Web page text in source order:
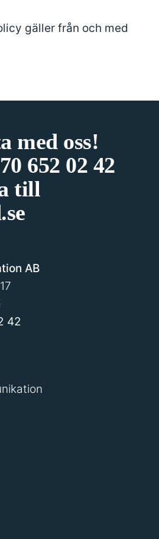
gäller från och med
med oss!
652 02 42
till
AB
42